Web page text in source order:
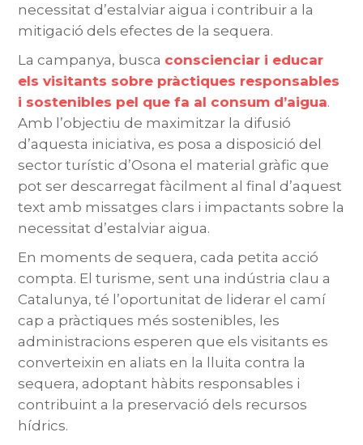
necessitat d’estalviar aigua i contribuir a la
mitigació dels efectes de la sequera.
La campanya, busca conscienciar i educar
els visitants sobre pràctiques responsables
i sostenibles pel que fa al consum d’aigua.
Amb l’objectiu de maximitzar la difusió
d’aquesta iniciativa, es posa a disposició del
sector turístic d’Osona el material gràfic que
pot ser descarregat fàcilment al final d’aquest
text amb missatges clars i impactants sobre la
necessitat d’estalviar aigua.
En moments de sequera, cada petita acció
compta. El turisme, sent una indústria clau a
Catalunya, té l’oportunitat de liderar el camí
cap a pràctiques més sostenibles, les
administracions esperen que els visitants es
converteixin en aliats en la lluita contra la
sequera, adoptant hàbits responsables i
contribuint a la preservació dels recursos
hídrics.